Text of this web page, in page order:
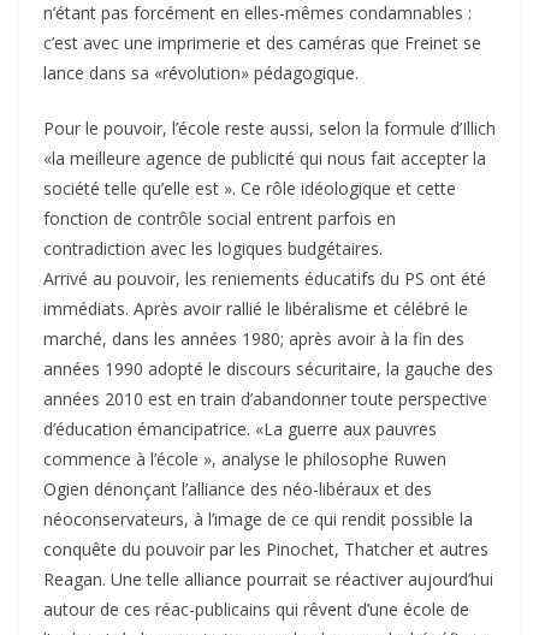
n’étant pas forcément en elles-mêmes condamnables :
c’est avec une imprimerie et des caméras que Freinet se
lance dans sa «révolution» pédagogique.
Pour le pouvoir, l’école reste aussi, selon la formule d’Illich
«la meilleure agence de publicité qui nous fait accepter la
société telle qu’elle est ». Ce rôle idéologique et cette
fonction de contrôle social entrent parfois en
contradiction avec les logiques budgétaires.
Arrivé au pouvoir, les reniements éducatifs du PS ont été
immédiats. Après avoir rallié le libéralisme et célébré le
marché, dans les années 1980; après avoir à la fin des
années 1990 adopté le discours sécuritaire, la gauche des
années 2010 est en train d’abandonner toute perspective
d’éducation émancipatrice. «La guerre aux pauvres
commence à l’école », analyse le philosophe Ruwen
Ogien dénonçant l’alliance des néo-libéraux et des
néoconservateurs, à l’image de ce qui rendit possible la
conquête du pouvoir par les Pinochet, Thatcher et autres
Reagan. Une telle alliance pourrait se réactiver aujourd’hui
autour de ces réac-publicains qui rêvent d’une école de